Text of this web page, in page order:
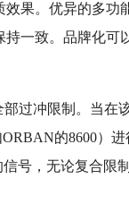
果。优异的多功
持一致。品牌化可
部过冲限制。当在
的8600）进
号，无论复合限